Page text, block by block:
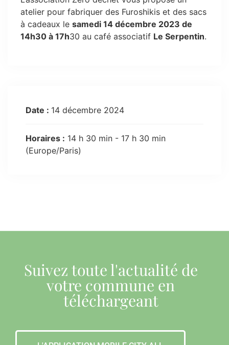
atelier pour fabriquer des Furoshikis et des sacs
à cadeaux le samedi 14 décembre 2023 de
14h30 à 17h30 au café associatif Le Serpentin.
Date : 14 décembre 2024
Horaires : 14 h 30 min - 17 h 30 min
(Europe/Paris)
Suivez toute l'actualité de
votre commune en
téléchargeant